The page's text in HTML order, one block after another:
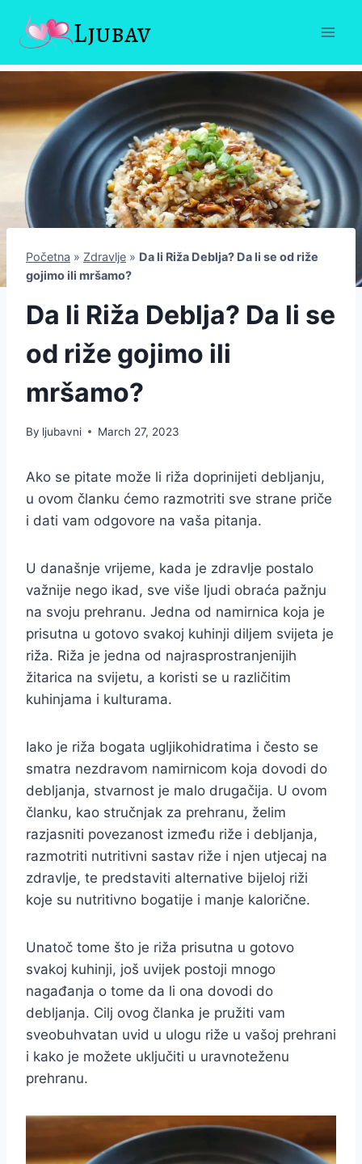
content
Ljubav
Početna » Zdravlje » Da li Riža Deblja? Da li se od riže
gojimo ili mršamo?
Da li Riža Deblja? Da li se
od riže gojimo ili
mršamo?
By ljubavni March 27, 2023
Ako se pitate može li riža doprinijeti debljanju,
u ovom članku ćemo razmotriti sve strane priče
i dati vam odgovore na vaša pitanja.
U današnje vrijeme, kada je zdravlje postalo
važnije nego ikad, sve više ljudi obraća pažnju
na svoju prehranu. Jedna od namirnica koja je
prisutna u gotovo svakoj kuhinji diljem svijeta je
riža. Riža je jedna od najrasprostranjenijih
žitarica na svijetu, a koristi se u različitim
kuhinjama i kulturama.
Iako je riža bogata ugljikohidratima i često se
smatra nezdravom namirnicom koja dovodi do
debljanja, stvarnost je malo drugačija. U ovom
članku, kao stručnjak za prehranu, želim
razjasniti povezanost između riže i debljanja,
razmotriti nutritivni sastav riže i njen utjecaj na
zdravlje, te predstaviti alternative bijeloj riži
koje su nutritivno bogatije i manje kalorične.
Unatoč tome što je riža prisutna u gotovo
svakoj kuhinji, još uvijek postoji mnogo
nagađanja o tome da li ona dovodi do
debljanja. Cilj ovog članka je pružiti vam
sveobuhvatan uvid u ulogu riže u vašoj prehrani
i kako je možete uključiti u uravnoteženu
prehranu.